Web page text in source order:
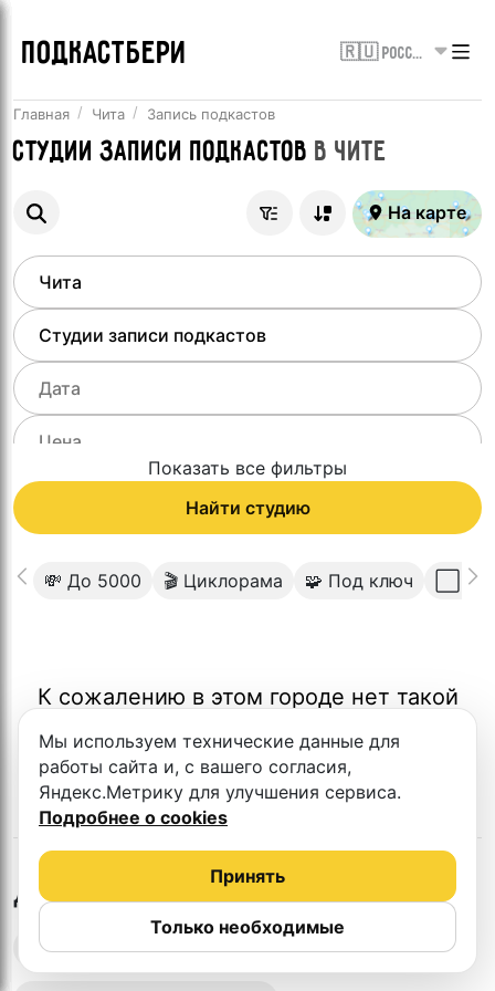
ПОДКАСТБЕРИ 🇷🇺 Россия
Главная Чита Запись подкастов
Студии записи подкастов в Чите
На карте
Показать все фильтры
Найти студию
💸 До 5000 🎬 Циклорама 🧩 Под ключ ⬜️
К сожалению в этом городе нет такой
Другие студии в Чите
Выездная запись подкастов
Мы используем технические данные для
работы сайта и, с вашего согласия,
Яндекс.Метрику для улучшения сервиса.
Подробнее о cookies
Только необходимые
Принять